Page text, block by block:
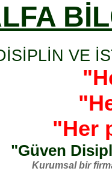
VE
"Her
"Güven
Kurumsal bir